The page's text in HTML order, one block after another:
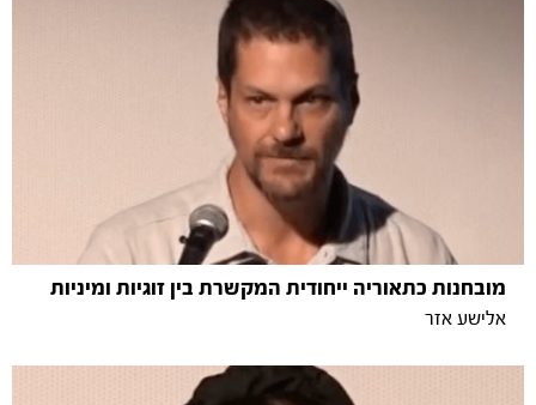
מובחנות כתאוריה ייחודית המקשרת בין זוגיות ומיניות
אלישע אזר